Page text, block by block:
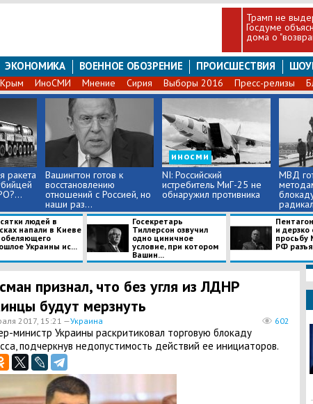
Трамп не
Госдуме
дома о
ЭКОНОМИКА ВОЕННОЕ ОБОЗРЕНИЕ ПРОИСШЕСТВИЯ
Крым ИноСМИ Мнение Сирия Выборы 2016 Пресс-релизы
ракета
Вашингтон готов к
восстановлению
отношений с Россией, но
наши раз...
иносми
NI: Российский
истребитель МиГ-25 не
обнаружил противника
МВД
людей в
напали в Киеве
обеляющего
Украины ис...
Госекретарь
Тиллерсон озвучил
одно циничное
условие, при котором
Вашин...
и дерзко
просьбу
РФ
признал, что без угля из ЛДНР
будут мерзнуть
2017, 15:21 —Украина 602
министр Украины раскритиковал торговую блокаду
подчеркнув недопустимость действий ее инициаторов.